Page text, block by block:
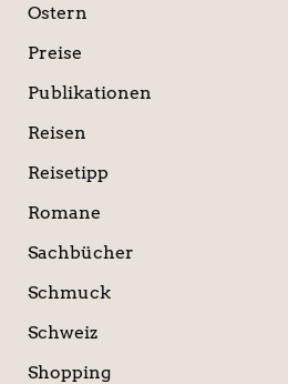
Ostern
Preise
Publikationen
Reisen
Reisetipp
Romane
Sachbücher
Schmuck
Schweiz
Shopping